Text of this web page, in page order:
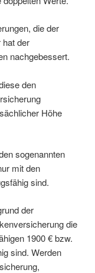
die der
hat der
nachgebessert.
den
Höhe
sogenannten
mit den
sind.
der
die
1900 € bzw.
sind. Werden